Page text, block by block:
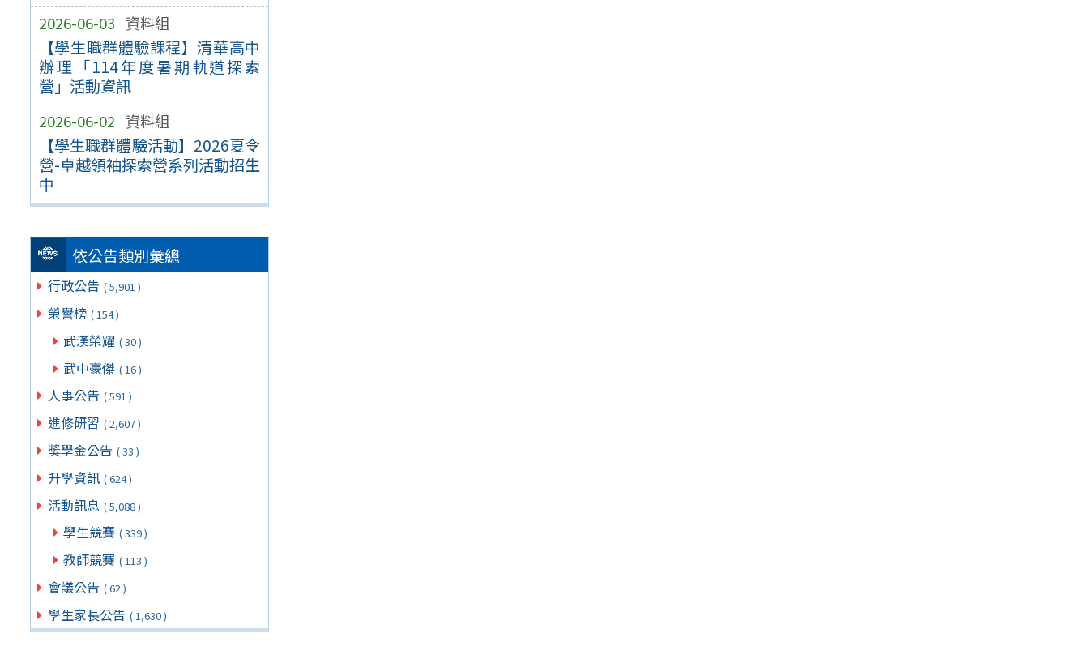
2026-06-03 資料組
【學生職群體驗課程】清華高中
辦理「114年度暑期軌道探索
營」活動資訊
2026-06-02 資料組
【學生職群體驗活動】2026夏令
營-卓越領袖探索營系列活動招生
中
依公告類別彙總
行政公告 ( 5,901 )
榮譽榜 ( 154 )
武漢榮耀 ( 30 )
武中豪傑 ( 16 )
人事公告 ( 591 )
進修研習 ( 2,607 )
獎學金公告 ( 33 )
升學資訊 ( 624 )
活動訊息 ( 5,088 )
學生競賽 ( 339 )
教師競賽 ( 113 )
會議公告 ( 62 )
學生家長公告 ( 1,630 )